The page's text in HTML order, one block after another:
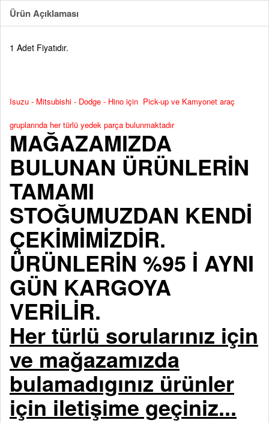
Ürün Açıklaması
1 Adet Fiyatıdır.
Isuzu - Mitsubishi - Dodge - Hino için Pick-up ve Kamyonet araç
gruplarında her türlü yedek parça bulunmaktadır
MAĞAZAMIZDA
BULUNAN ÜRÜNLERİN
TAMAMI
STOĞUMUZDAN KENDİ
ÇEKİMİMİZDİR.
ÜRÜNLERİN %95 İ AYNI
GÜN KARGOYA
VERİLİR.
Her türlü sorularınız için
ve mağazamızda
bulamadıgınız ürünler
için iletişime geçiniz...